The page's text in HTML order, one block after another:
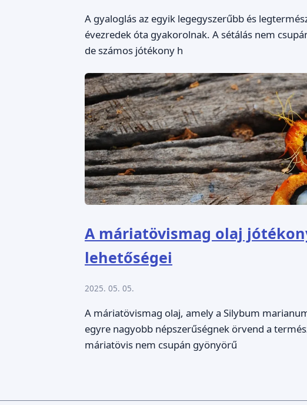
A gyaloglás az egyik legegyszerűbb és
évezredek óta gyakorolnak. A sétálás nem
de számos jótékony h
A máriatövismag olaj
lehetőségei
2025. 05. 05.
A máriatövismag olaj, amely a Silybum
egyre nagyobb népszerűségnek örvend a
máriatövis nem csupán gyönyörű